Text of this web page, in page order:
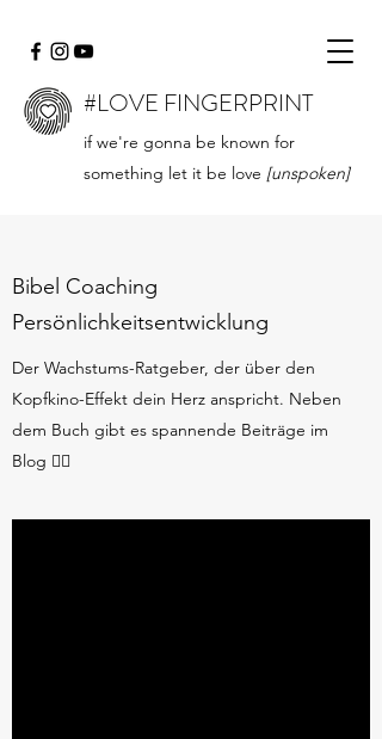
#LOVE FINGERPRINT
if we're gonna be known for
something let it be love [unspoken]
Bibel Coaching
Persönlichkeitsentwicklung
Der Wachstums-Ratgeber, der über den
Kopfkino-Effekt dein Herz anspricht. Neben
dem Buch gibt es spannende Beiträge im
Blog 👇🏻